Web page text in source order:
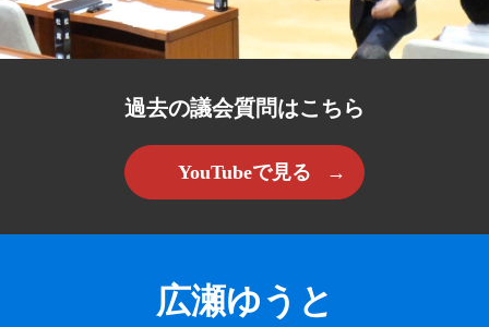
過去の議会質問はこちら
YouTubeで見る
広瀬ゆうと